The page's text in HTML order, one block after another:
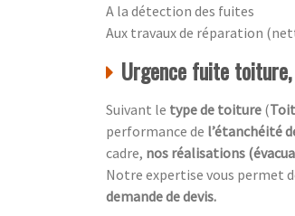
A la détection des fuites
Aux travaux de réparation
Urgence fuite
Suivant le type de toiture (
performance de l’étanchéité
cadre, nos réalisations
Notre expertise vous permet
demande de devis.